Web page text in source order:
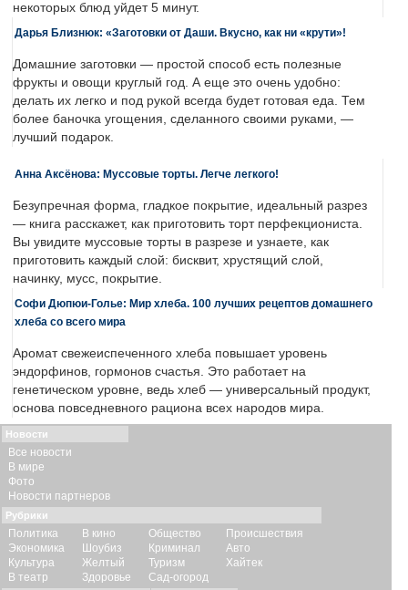
некоторых блюд уйдет 5 минут.
Дарья Близнюк: «Заготовки от Даши. Вкусно, как ни «крути»!
Домашние заготовки — простой способ есть полезные
фрукты и овощи круглый год. А еще это очень удобно:
делать их легко и под рукой всегда будет готовая еда. Тем
более баночка угощения, сделанного своими руками, —
лучший подарок.
Анна Аксёнова: Муссовые торты. Легче легкого!
Безупречная форма, гладкое покрытие, идеальный разрез
— книга расскажет, как приготовить торт перфекциониста.
Вы увидите муссовые торты в разрезе и узнаете, как
приготовить каждый слой: бисквит, хрустящий слой,
начинку, мусс, покрытие.
Софи Дюпюи-Голье: Мир хлеба. 100 лучших рецептов домашнего
хлеба со всего мира
Аромат свежеиспеченного хлеба повышает уровень
эндорфинов, гормонов счастья. Это работает на
генетическом уровне, ведь хлеб — универсальный продукт,
основа повседневного рациона всех народов мира.
Новости
Все новости
В мире
Фото
Новости партнеров
Рубрики
Политика
Экономика
Культура
В театр
В кино
Шоубиз
Желтый
Здоровье
Общество
Криминал
Туризм
Сад-огород
Происшествия
Авто
Хайтек